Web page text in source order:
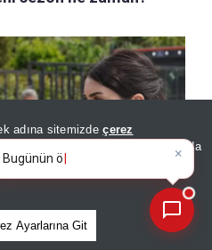
adına sitemizdeçerez
KVKK ve GDPR kapsamında
içinAydınlatma Metnimizi
Ayarlarına Git
×
Bugünün öne çıkan manşetleri
ve gelişmeleri neler?